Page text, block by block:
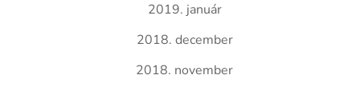
2019. január
2018. december
2018. november